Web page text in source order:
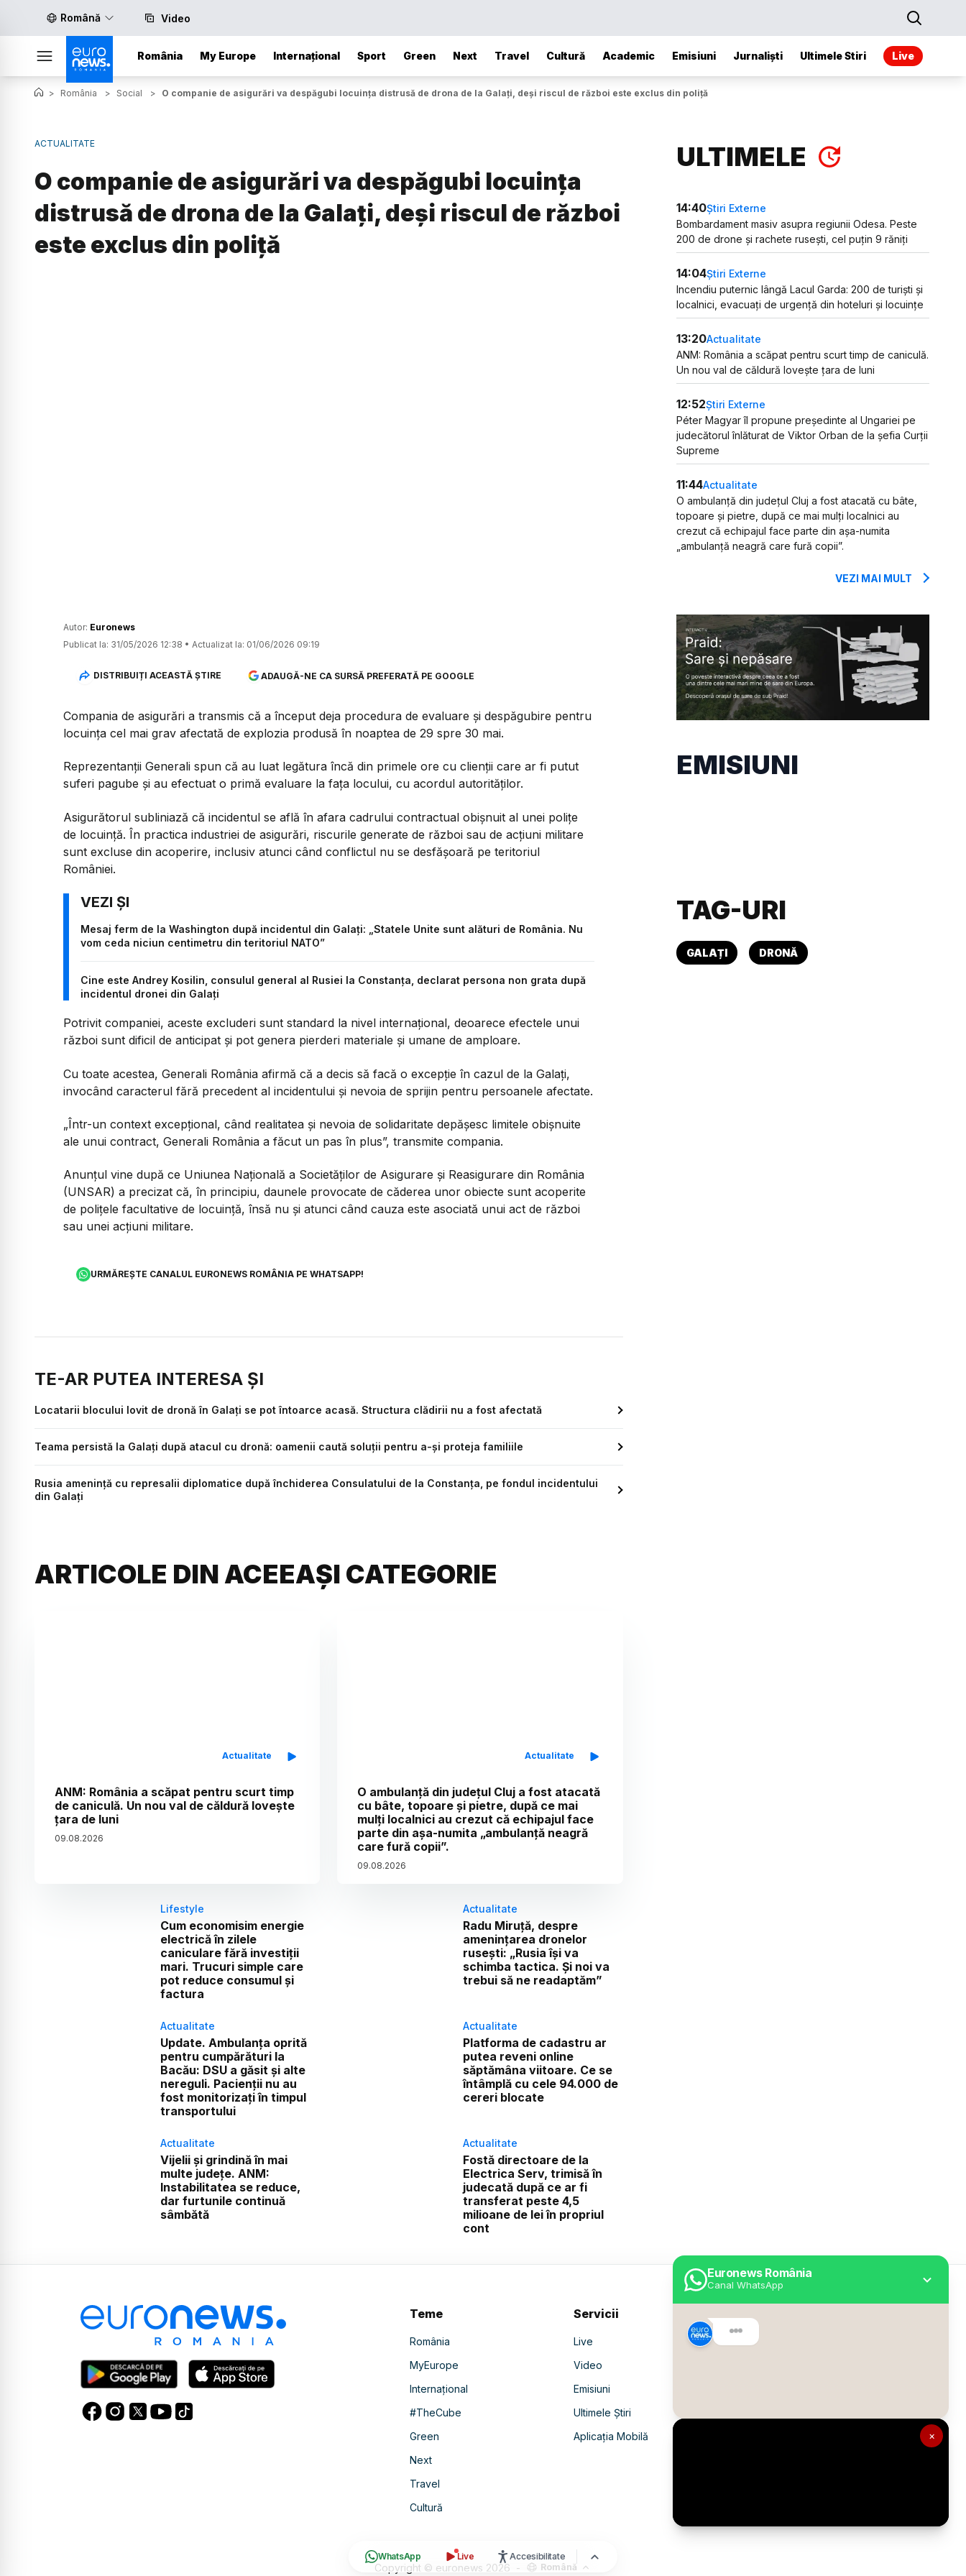
Română Video
România My Europe Internațional Sport Green Next Travel Cultură Academic Emisiuni Jurnaliști Ultimele Stiri Live
×
Euronews România
Canal WhatsApp
WhatsApp Live Accesibilitate
> România > Social > O companie de asigurări va despăgubi locuința distrusă de drona de la Galați, deși riscul de război este exclus din poliță
ACTUALITATE
O companie de asigurări va despăgubi locuința
distrusă de drona de la Galați, deși riscul de război
este exclus din poliță
Autor: Euronews
Publicat la: 31/05/2026 12:38 • Actualizat la: 01/06/2026 09:19
DISTRIBUIȚI ACEASTĂ ȘTIRE ADAUGĂ-NE CA SURSĂ PREFERATĂ PE GOOGLE
Compania de asigurări a transmis că a început deja procedura de evaluare și despăgubire pentru
locuința cel mai grav afectată de explozia produsă în noaptea de 29 spre 30 mai.
Reprezentanții Generali spun că au luat legătura încă din primele ore cu clienții care ar fi putut
suferi pagube și au efectuat o primă evaluare la fața locului, cu acordul autorităților.
Asigurătorul subliniază că incidentul se află în afara cadrului contractual obișnuit al unei polițe
de locuință. În practica industriei de asigurări, riscurile generate de război sau de acțiuni militare
sunt excluse din acoperire, inclusiv atunci când conflictul nu se desfășoară pe teritoriul
României.
Mesaj ferm de la Washington după incidentul din Galați: „Statele Unite sunt alături de România. Nu
vom ceda niciun centimetru din teritoriul NATO”
Cine este Andrey Kosilin, consulul general al Rusiei la Constanța, declarat persona non grata după
incidentul dronei din Galați
Potrivit companiei, aceste excluderi sunt standard la nivel internațional, deoarece efectele unui
război sunt dificil de anticipat și pot genera pierderi materiale și umane de amploare.
Cu toate acestea, Generali România afirmă că a decis să facă o excepție în cazul de la Galați,
invocând caracterul fără precedent al incidentului și nevoia de sprijin pentru persoanele afectate.
„Într-un context excepțional, când realitatea și nevoia de solidaritate depășesc limitele obișnuite
ale unui contract, Generali România a făcut un pas în plus”, transmite compania.
Anunțul vine după ce Uniunea Națională a Societăților de Asigurare și Reasigurare din România
(UNSAR) a precizat că, în principiu, daunele provocate de căderea unor obiecte sunt acoperite
de polițele facultative de locuință, însă nu și atunci când cauza este asociată unui act de război
sau unei acțiuni militare.
URMĂREȘTE CANALUL EURONEWS ROMÂNIA PE WHATSAPP!
TE-AR PUTEA INTERESA ȘI
Locatarii blocului lovit de dronă în Galați se pot întoarce acasă. Structura clădirii nu a fost afectată
Teama persistă la Galați după atacul cu dronă: oamenii caută soluții pentru a-și proteja familiile
Rusia amenință cu represalii diplomatice după închiderea Consulatului de la Constanța, pe fondul incidentului
din Galați
ARTICOLE DIN ACEEAȘI CATEGORIE
Actualitate
ANM: România a scăpat pentru scurt timp
de caniculă. Un nou val de căldură lovește
țara de luni
09.08.2026
Actualitate
O ambulanță din județul Cluj a fost atacată
cu bâte, topoare și pietre, după ce mai
mulți localnici au crezut că echipajul face
parte din așa-numita „ambulanță neagră
care fură copii”.
09.08.2026
Lifestyle
Cum economisim energie
electrică în zilele
caniculare fără investiții
mari. Trucuri simple care
pot reduce consumul și
factura
Actualitate
Radu Miruță, despre
amenințarea dronelor
rusești: „Rusia își va
schimba tactica. Și noi va
trebui să ne readaptăm”
Actualitate
Update. Ambulanța oprită
pentru cumpărături la
Bacău: DSU a găsit și alte
nereguli. Pacienții nu au
fost monitorizați în timpul
transportului
Actualitate
Platforma de cadastru ar
putea reveni online
săptămâna viitoare. Ce se
întâmplă cu cele 94.000 de
cereri blocate
Actualitate
Vijelii și grindină în mai
multe județe. ANM:
Instabilitatea se reduce,
dar furtunile continuă
sâmbătă
Actualitate
Fostă directoare de la
Electrica Serv, trimisă în
judecată după ce ar fi
transferat peste 4,5
milioane de lei în propriul
cont
ULTIMELE
14:40Știri Externe
Bombardament masiv asupra regiunii Odesa. Peste
200 de drone și rachete rusești, cel puțin 9 răniți
14:04Știri Externe
Incendiu puternic lângă Lacul Garda: 200 de turiști și
localnici, evacuați de urgență din hoteluri și locuințe
13:20Actualitate
ANM: România a scăpat pentru scurt timp de caniculă.
Un nou val de căldură lovește țara de luni
12:52Știri Externe
Péter Magyar îl propune președinte al Ungariei pe
judecătorul înlăturat de Viktor Orban de la șefia Curții
Supreme
11:44Actualitate
O ambulanță din județul Cluj a fost atacată cu bâte,
topoare și pietre, după ce mai mulți localnici au
crezut că echipajul face parte din așa-numita
„ambulanță neagră care fură copii”.
VEZI MAI MULT
EMISIUNI
TAG-URI
GALAȚI DRONĂ
Teme
România
MyEurope
Internațional
#TheCube
Green
Next
Travel
Cultură
Servicii
Live
Video
Emisiuni
Ultimele Știri
Aplicația Mobilă
Despre Euronews
Copyright © euronews 2026 - Română